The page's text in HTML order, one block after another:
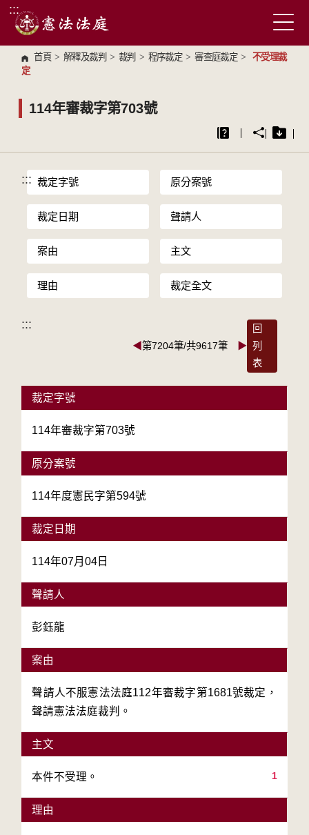
跳到主要內容區塊
:::
首頁 > 解釋及裁判 > 裁判 > 程序裁定 > 審查庭裁定 >
不受理裁
定
114年審裁字第703號
::: 裁定字號 原分案號
裁定日期 聲請人
案由 主文
理由 裁定全文
:::
◀第7204筆/共9617筆 ▶
回
列
表
裁定字號
114年審裁字第703號
原分案號
114年度憲民字第594號
裁定日期
114年07月04日
聲請人
彭鈺龍
案由
聲請人不服憲法法庭112年審裁字第1681號裁定，
聲請憲法法庭裁判。
主文
1
本件不受理。
理由